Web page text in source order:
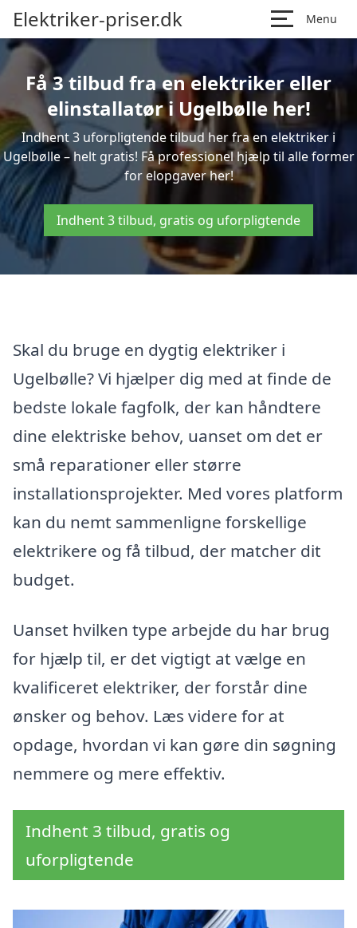
Elektriker-priser.dk Menu
Få 3 tilbud fra en elektriker eller
elinstallatør i Ugelbølle her!
Indhent 3 uforpligtende tilbud her fra en elektriker i
Ugelbølle – helt gratis! Få professionel hjælp til alle former
for elopgaver her!
Indhent 3 tilbud, gratis og uforpligtende
Skal du bruge en dygtig elektriker i
Ugelbølle? Vi hjælper dig med at finde de
bedste lokale fagfolk, der kan håndtere
dine elektriske behov, uanset om det er
små reparationer eller større
installationsprojekter. Med vores platform
kan du nemt sammenligne forskellige
elektrikere og få tilbud, der matcher dit
budget.
Uanset hvilken type arbejde du har brug
for hjælp til, er det vigtigt at vælge en
kvalificeret elektriker, der forstår dine
ønsker og behov. Læs videre for at
opdage, hvordan vi kan gøre din søgning
nemmere og mere effektiv.
Indhent 3 tilbud, gratis og
uforpligtende